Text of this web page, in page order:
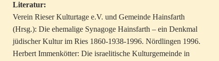
Literatur:
Verein Rieser Kulturtage e.V. und Gemeinde Hainsfarth
(Hrsg.): Die ehemalige Synagoge Hainsfarth – ein Denkmal
jüdischer Kultur im Ries 1860-1938-1996. Nördlingen 1996.
Herbert Immenkötter: Die israelitische Kulturgemeinde in